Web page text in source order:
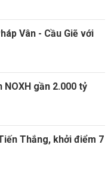
Vân - Cầu Giẽ với
gần 2.000 tỷ
Thắng, khởi điểm 7